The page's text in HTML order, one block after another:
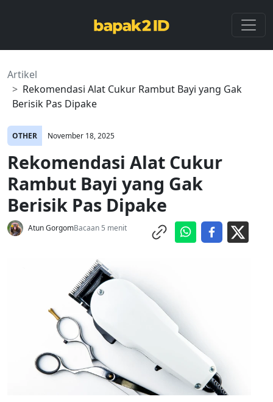
Artikel
Rekomendasi Alat Cukur Rambut Bayi yang Gak
Berisik Pas Dipake
OTHER November 18, 2025
Rekomendasi Alat Cukur
Rambut Bayi yang Gak
Berisik Pas Dipake
Atun GorgomBacaan 5 menit